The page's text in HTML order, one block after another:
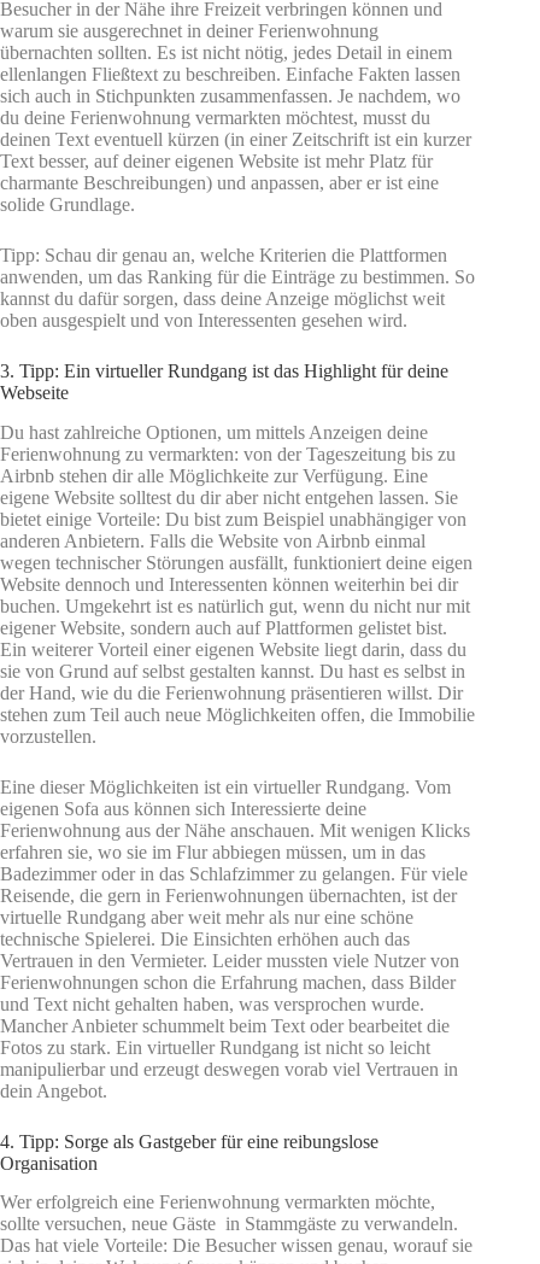
Besucher in der Nähe ihre Freizeit verbringen können und
warum sie ausgerechnet in deiner Ferienwohnung
übernachten sollten. Es ist nicht nötig, jedes Detail in einem
ellenlangen Fließtext zu beschreiben. Einfache Fakten lassen
sich auch in Stichpunkten zusammenfassen. Je nachdem, wo
du deine Ferienwohnung vermarkten möchtest, musst du
deinen Text eventuell kürzen (in einer Zeitschrift ist ein kurzer
Text besser, auf deiner eigenen Website ist mehr Platz für
charmante Beschreibungen) und anpassen, aber er ist eine
solide Grundlage.
Tipp: Schau dir genau an, welche Kriterien die Plattformen
anwenden, um das Ranking für die Einträge zu bestimmen. So
kannst du dafür sorgen, dass deine Anzeige möglichst weit
oben ausgespielt und von Interessenten gesehen wird.
3. Tipp: Ein virtueller Rundgang ist das Highlight für deine
Webseite
Du hast zahlreiche Optionen, um mittels Anzeigen deine
Ferienwohnung zu vermarkten: von der Tageszeitung bis zu
Airbnb stehen dir alle Möglichkeite zur Verfügung. Eine
eigene Website solltest du dir aber nicht entgehen lassen. Sie
bietet einige Vorteile: Du bist zum Beispiel unabhängiger von
anderen Anbietern. Falls die Website von Airbnb einmal
wegen technischer Störungen ausfällt, funktioniert deine eigen
Website dennoch und Interessenten können weiterhin bei dir
buchen. Umgekehrt ist es natürlich gut, wenn du nicht nur mit
eigener Website, sondern auch auf Plattformen gelistet bist.
Ein weiterer Vorteil einer eigenen Website liegt darin, dass du
sie von Grund auf selbst gestalten kannst. Du hast es selbst in
der Hand, wie du die Ferienwohnung präsentieren willst. Dir
stehen zum Teil auch neue Möglichkeiten offen, die Immobilie
vorzustellen.
Eine dieser Möglichkeiten ist ein virtueller Rundgang. Vom
eigenen Sofa aus können sich Interessierte deine
Ferienwohnung aus der Nähe anschauen. Mit wenigen Klicks
erfahren sie, wo sie im Flur abbiegen müssen, um in das
Badezimmer oder in das Schlafzimmer zu gelangen. Für viele
Reisende, die gern in Ferienwohnungen übernachten, ist der
virtuelle Rundgang aber weit mehr als nur eine schöne
technische Spielerei. Die Einsichten erhöhen auch das
Vertrauen in den Vermieter. Leider mussten viele Nutzer von
Ferienwohnungen schon die Erfahrung machen, dass Bilder
und Text nicht gehalten haben, was versprochen wurde.
Mancher Anbieter schummelt beim Text oder bearbeitet die
Fotos zu stark. Ein virtueller Rundgang ist nicht so leicht
manipulierbar und erzeugt deswegen vorab viel Vertrauen in
dein Angebot.
4. Tipp: Sorge als Gastgeber für eine reibungslose
Organisation
Wer erfolgreich eine Ferienwohnung vermarkten möchte,
sollte versuchen, neue Gäste in Stammgäste zu verwandeln.
Das hat viele Vorteile: Die Besucher wissen genau, worauf sie